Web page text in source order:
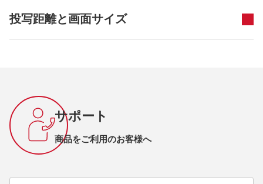
投写距離と画面サイズ
サポート
商品をご利用のお客様へ